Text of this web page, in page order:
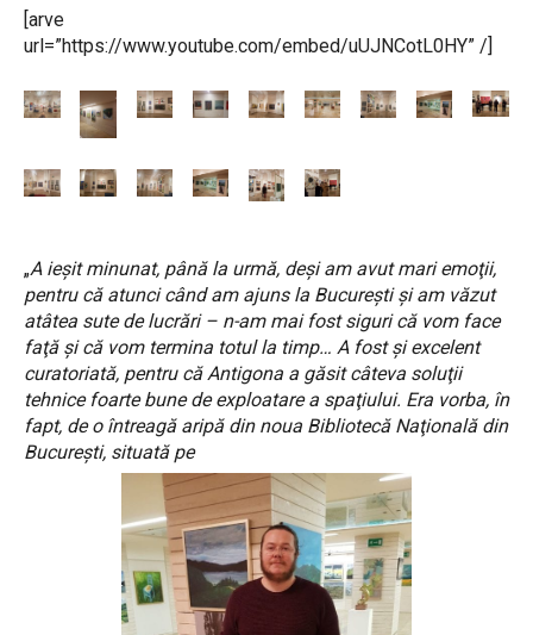
[arve
url=”https://www.youtube.com/embed/uUJNCotL0HY” /]
„A ieşit minunat, până la urmă, deşi am avut mari emoţii,
pentru că atunci când am ajuns la Bucureşti şi am văzut
atâtea sute de lucrări – n-am mai fost siguri că vom face
faţă şi că vom termina totul la timp… A fost şi excelent
curatoriată, pentru că Antigona a găsit câteva soluţii
tehnice foarte bune de exploatare a spaţiului. Era vorba, în
fapt, de o întreagă aripă din noua Bibliotecă Naţională din
Bucureşti, situată pe